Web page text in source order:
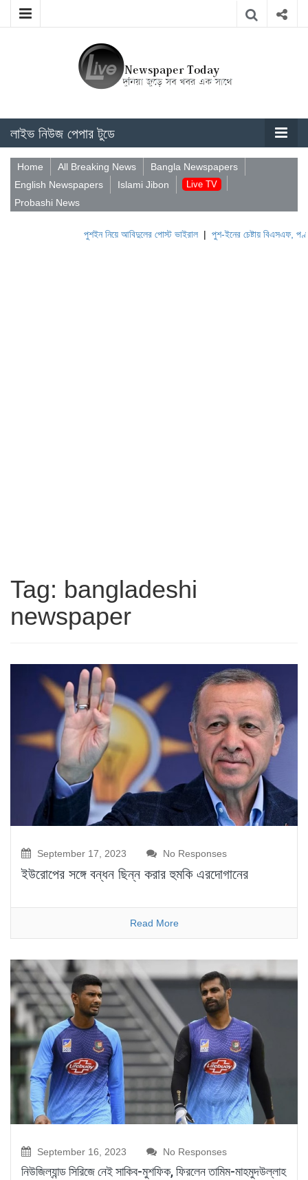
লাইভ নিউজ পেপার টুডে
Home All Breaking News
Bangla Newspapers
English Newspapers
Islami Jibon Live TV
Probashi News
পুশইন নিয়ে আবিদুলের পোস্ট ভাইরাল|পুশ-ইনের চেষ্টায় বিএসএফ, পণ্ড করছে
Tag: bangladeshi
newspaper
September 17, 2023 No Responses
ইউরোপের সঙ্গে বন্ধন ছিন্ন করার হুমকি এরদোগানের
Read More
September 16, 2023 No Responses
নিউজিল্যান্ড সিরিজে নেই সাকিব-মুশফিক, ফিরলেন তামিম-মাহমুদউল্লাহ